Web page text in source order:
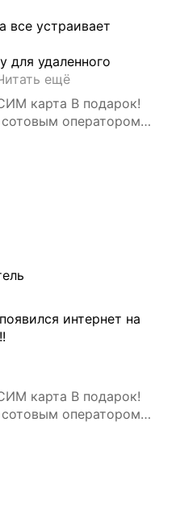
все устраивает
для удаленного
ещё
карта В подарок!
оператором
НЕ
интернет на
карта В подарок!
оператором
НЕ